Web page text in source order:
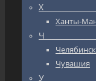
Ханты-
Челябинск
Чувашия